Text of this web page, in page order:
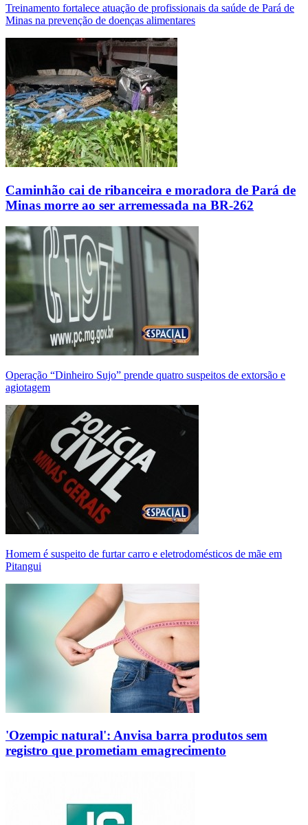
Treinamento fortalece atuação de profissionais da saúde de Pará de
Minas na prevenção de doenças alimentares
Caminhão cai de ribanceira e moradora de Pará de
Minas morre ao ser arremessada na BR-262
Operação “Dinheiro Sujo” prende quatro suspeitos de extorsão e
agiotagem
Homem é suspeito de furtar carro e eletrodomésticos de mãe em
Pitangui
'Ozempic natural': Anvisa barra produtos sem
registro que prometiam emagrecimento